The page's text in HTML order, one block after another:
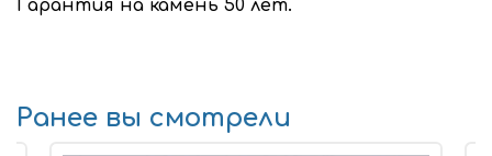
Гарантия на камень 50 лет.
Ранее вы смотрели